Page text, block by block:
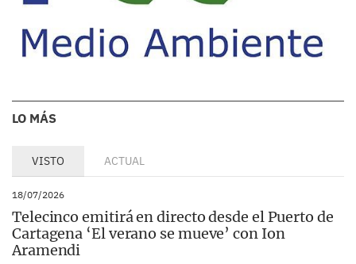
LO MÁS
VISTO ACTUAL
18/07/2026
Telecinco emitirá en directo desde el Puerto de
Cartagena ‘El verano se mueve’ con Ion
Aramendi